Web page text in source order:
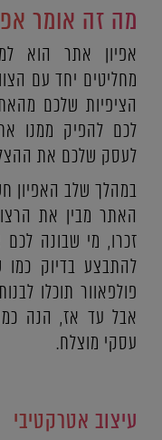
מה זה אומר
אפיון אתר הוא
מחליטים יחד עם
הציפיות שלכם
לכם להפיק ממנו
לעסק שלכם את
במהלך שלב האפיון
האתר מבין את
זכרו, מי שבונה
להתבצע בדיוק
פולפאוור תוכלו
אבל עד אז, הנה
עסקי מוצלח.
עיצוב אטרקטיבי